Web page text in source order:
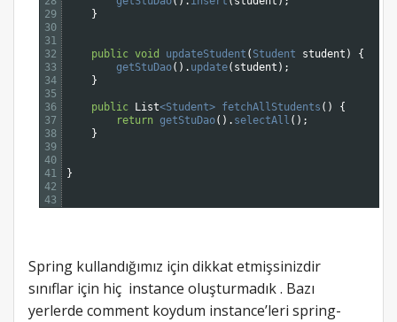
29
30
31
32
33
34
35
36
37
38
39
40
41
42
43
}
public void updateStudent ( Student student )
{
getStuDao( ) . update( student ) ;
}
public List<Student> fetchAllStudents ( )
{
return getStuDao( ) . selectAll ( ) ;
}
}
Spring kullandığımız için dikkat etmişsinizdir
sınıflar için hiç instance oluşturmadık . Bazı
yerlerde comment koydum instance’leri spring-